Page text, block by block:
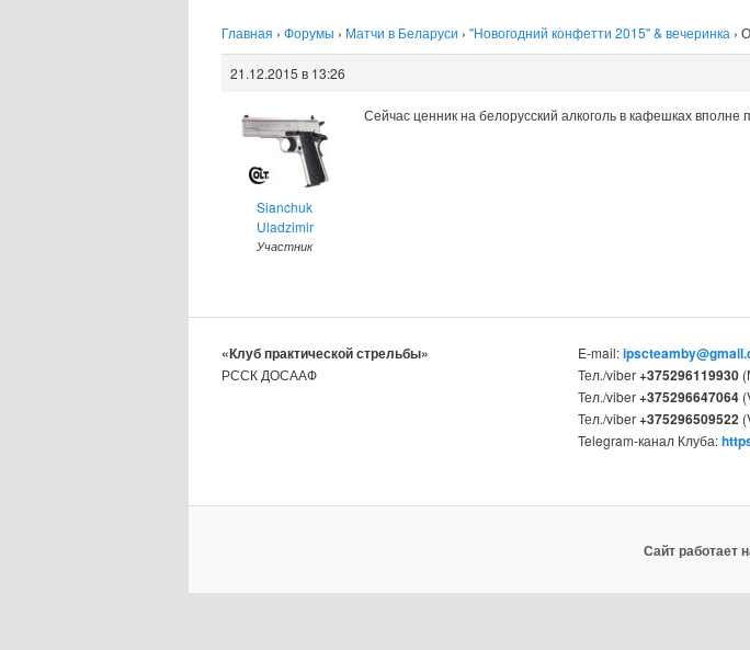
Главная › Форумы › Матчи в Беларуси › "Новогодний конфетти 2015" & вечеринка ›
21.12.2015 в 13:26
Sianchuk
Uladzimir
Участник
Сейчас ценник на белорусский алкоголь в кафешках
«Клуб практической стрельбы»
РССК ДОСААФ
E-mail:
Тел./viber+375296119930
Тел./viber+375296647064
Тел./viber+375296509522
Telegram-канал Клуба:
Сайт работает